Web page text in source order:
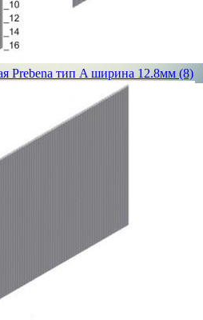
Prebena тип A ширина 12.8мм (8)